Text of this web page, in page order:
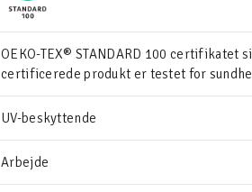
OEKO-TEX® STANDARD 100 certifikatet
certificerede produkt er testet for
UV-beskyttende
Arbejde